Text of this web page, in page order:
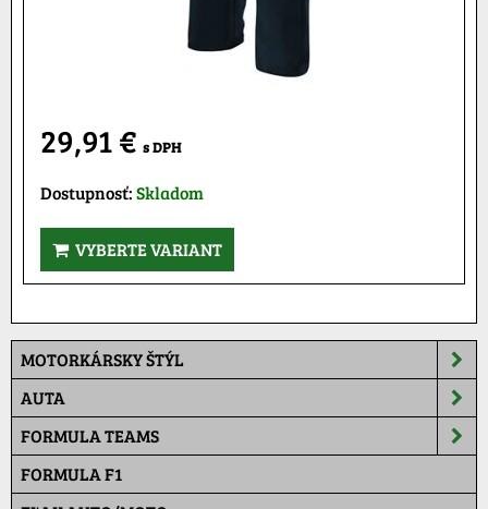
29,91 € s DPH
Dostupnosť:Skladom
VYBERTE VARIANT
MOTORKÁRSKY ŠTÝL
AUTA
FORMULA TEAMS
FORMULA F1